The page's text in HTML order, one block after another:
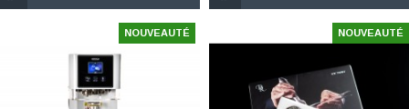
NOUVEAUTÉ NOUVEAUTÉ